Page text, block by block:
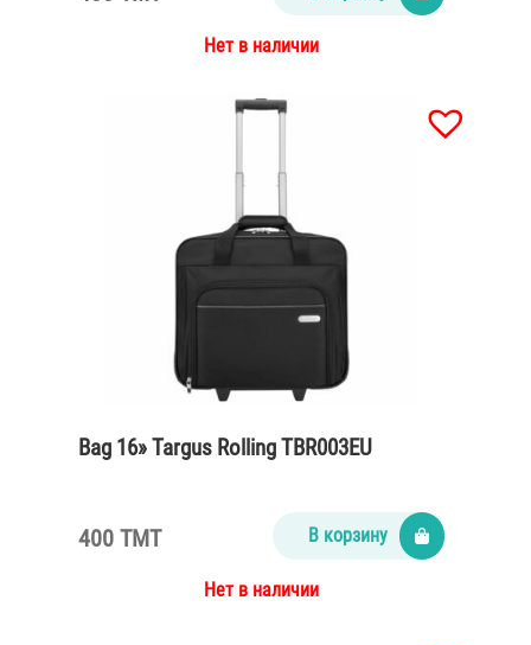
Нет в наличии
Bag 16» Targus Rolling TBR003EU
400 TMT В корзину
Нет в наличии